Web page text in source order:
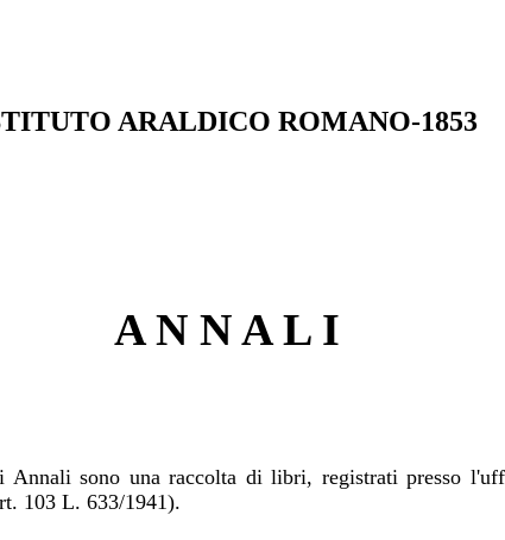
ARALDICO ROMANO-1853
A N N A L I
Annalisono una raccolta di libri, registrati presso l'
103 L. 633/1941).